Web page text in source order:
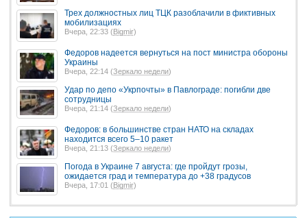
Трех должностных лиц ТЦК разоблачили в фиктивных
мобилизациях
Вчера, 22:33 (Bigmir)
Федоров надеется вернуться на пост министра обороны
Украины
Вчера, 22:14 (Зеркало недели)
Удар по депо «Укрпочты» в Павлограде: погибли две
сотрудницы
Вчера, 21:14 (Зеркало недели)
Федоров: в большинстве стран НАТО на складах
находится всего 5–10 ракет
Вчера, 21:13 (Зеркало недели)
Погода в Украине 7 августа: где пройдут грозы,
ожидается град и температура до +38 градусов
Вчера, 17:01 (Bigmir)